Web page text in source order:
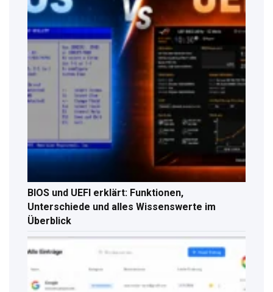
BIOS und UEFI erklärt: Funktionen,
Unterschiede und alles Wissenswerte im
Überblick